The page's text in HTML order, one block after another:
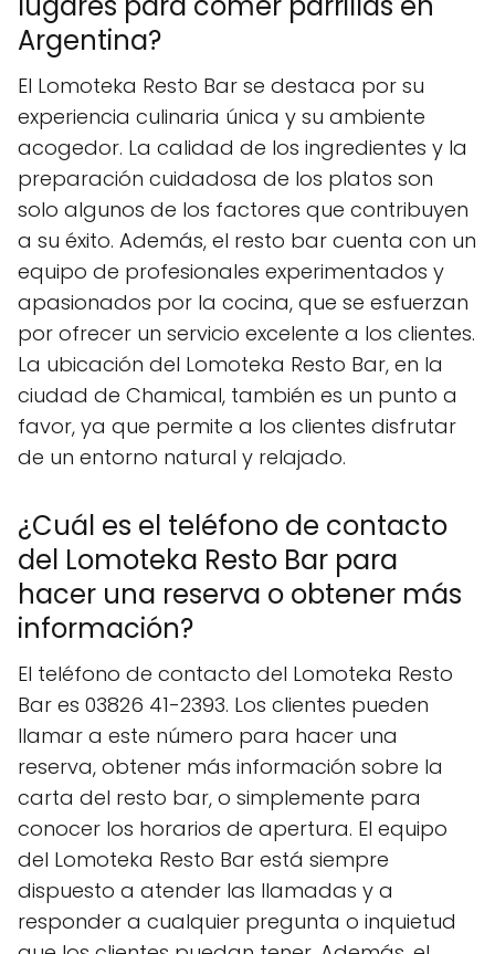
Argentina?
El Lomoteka Resto Bar se destaca por su
experiencia culinaria única y su ambiente
acogedor. La calidad de los ingredientes y la
preparación cuidadosa de los platos son
solo algunos de los factores que contribuyen
a su éxito. Además, el resto bar cuenta con un
equipo de profesionales experimentados y
apasionados por la cocina, que se esfuerzan
por ofrecer un servicio excelente a los clientes.
La ubicación del Lomoteka Resto Bar, en la
ciudad de Chamical, también es un punto a
favor, ya que permite a los clientes disfrutar
de un entorno natural y relajado.
¿Cuál es el teléfono de contacto
del Lomoteka Resto Bar para
hacer una reserva o obtener más
información?
El teléfono de contacto del Lomoteka Resto
Bar es 03826 41-2393. Los clientes pueden
llamar a este número para hacer una
reserva, obtener más información sobre la
carta del resto bar, o simplemente para
conocer los horarios de apertura. El equipo
del Lomoteka Resto Bar está siempre
dispuesto a atender las llamadas y a
responder a cualquier pregunta o inquietud